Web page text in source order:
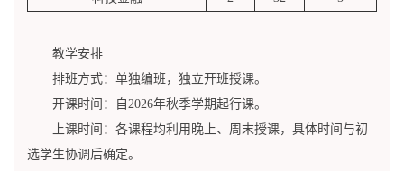
教学安排
排班方式：单独编班，独立开班授课。
开课时间：自2026年秋季学期起行课。
上课时间：各课程均利用晚上、周末授课，具体时间与初
选学生协调后确定。